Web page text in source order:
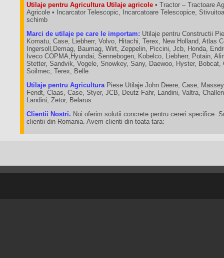
Utilaje pentru Agricultura Utilaje agricole • Tractor – Tractoare
Agricole • Incarcator Telescopic, Incarcatoare Telescopice,
schimb
Marci de utilaje pe care le importam: Utilaje pentru Constructii
Komatu, Case, Liebherr, Volvo, Hitachi, Terex, New Holland, Atlas
Ingersoll,Demag, Baumag, Wirt, Zeppelin, Piccini, Jcb, Honda,
Iveco COPMA,Hyundai, Sennebogen, Kobelco, Liebherr, Potain,
Stetter, Sandvik, Vogele, Snowkey, Sany, Daewoo, Hyster, Bobcat,
Soilmec, Terex, Belle
Utilaje pentru Agricultura Piese Utilaje John Deere, Case,
Fendt, Claas, Case, Styer, JCB, Deutz Fahr, Landini, Valtra,
Landini, Zetor, Belarus
Clientii Nostri. Noi oferim solutii concrete pentru cereri specifice.
clientii din Romania. Avem clienti din toata tara: